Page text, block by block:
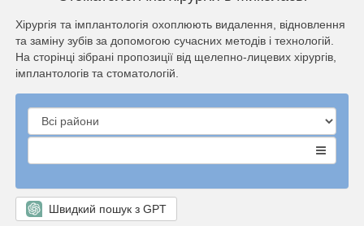
Хірургія та імплантологія охоплюють видалення, відновлення
та заміну зубів за допомогою сучасних методів і технологій.
На сторінці зібрані пропозиції від щелепно-лицевих хірургів,
імплантологів та стоматологій.
Швидкий пошук з GPT